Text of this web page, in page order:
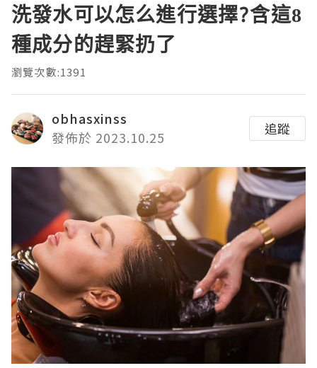
洗發水可以怎么進行選擇?含這8
種成分的趕緊扔了
瀏覽次數:1391
obhasxinss
發佈於 2023.10.25
追蹤